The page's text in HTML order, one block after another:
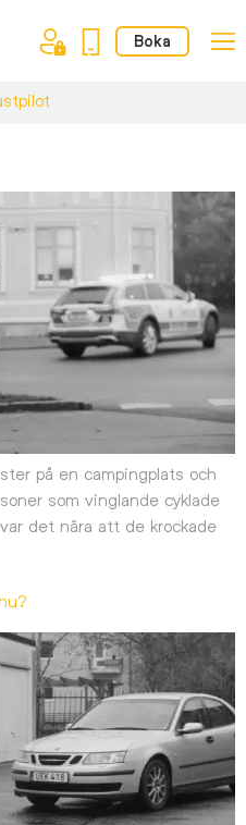
Boka
på en campingplats och
som vinglande cyklade
det nära att de krockade